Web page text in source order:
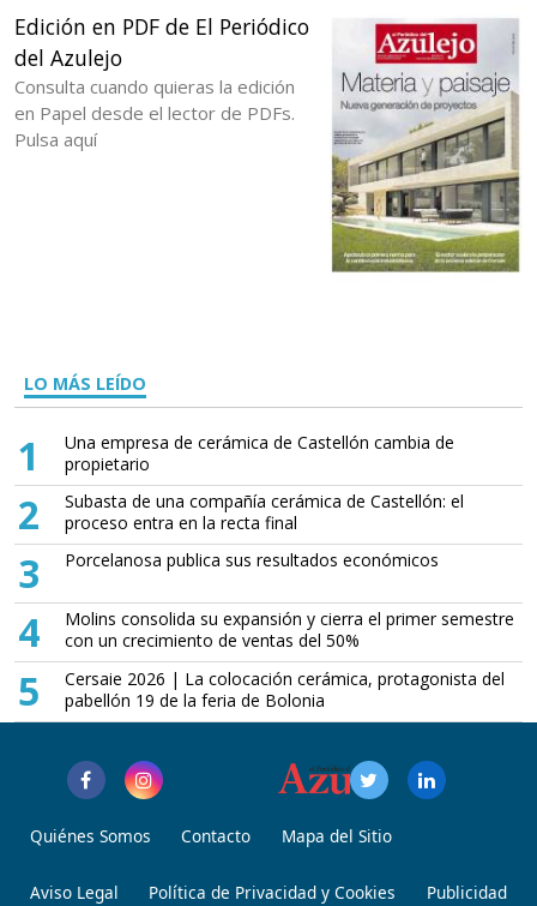
Edición en PDF de El Periódico
del Azulejo
Consulta cuando quieras la edición
en Papel desde el lector de PDFs.
Pulsa aquí
LO MÁS LEÍDO
1
Una empresa de cerámica de Castellón cambia de
propietario
2
Subasta de una compañía cerámica de Castellón: el
proceso entra en la recta final
3 Porcelanosa publica sus resultados económicos
4
Molins consolida su expansión y cierra el primer semestre
con un crecimiento de ventas del 50%
5
Cersaie 2026 | La colocación cerámica, protagonista del
pabellón 19 de la feria de Bolonia
Quiénes Somos Contacto Mapa del Sitio
Aviso Legal Política de Privacidad y Cookies Publicidad